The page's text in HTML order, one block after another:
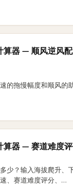
算器 — 顺风逆风
的拖慢幅度和顺风的
算器 — 赛道难度
少？输入海拔爬升、
、赛道难度评分、